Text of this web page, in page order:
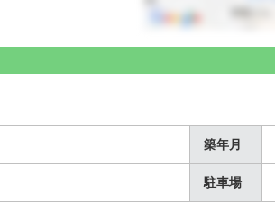
築年月
駐車場